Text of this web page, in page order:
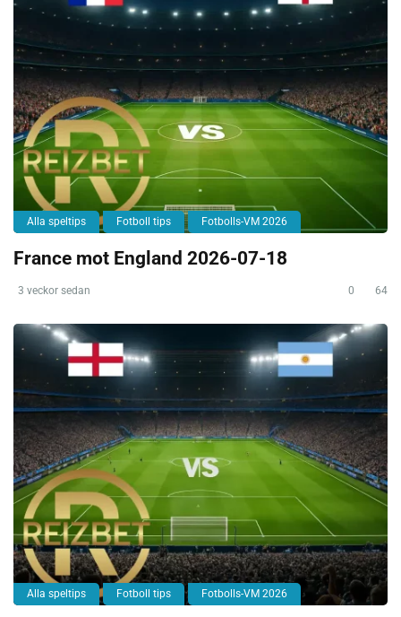
Alla speltips Fotboll tips Fotbolls-VM 2026
France mot England 2026-07-18
3 veckor sedan 0 64
Alla speltips Fotboll tips Fotbolls-VM 2026